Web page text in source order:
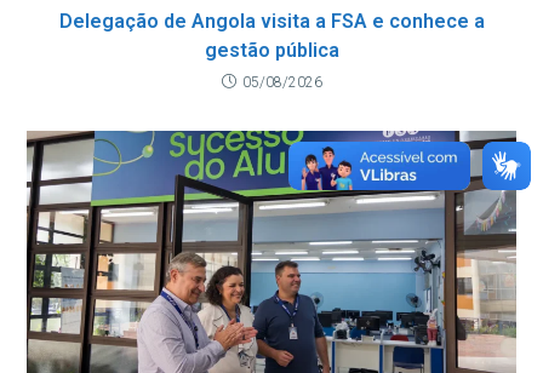
Delegação de Angola visita a FSA e conhece a
gestão pública
05/08/2026